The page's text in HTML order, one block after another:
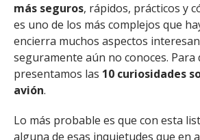
más seguros, rápidos, prácticos y
es uno de los más complejos que
encierra muchos aspectos
seguramente aún no conoces.
presentamos las 10 curiosidades
avión.
Lo más probable es que con esta
alguna de esas inquietudes que en